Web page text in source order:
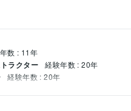
数 : 11年
ラクター 経験年数 : 20年
経験年数 : 20年